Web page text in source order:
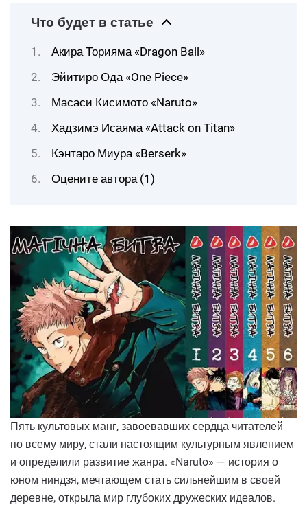
Что будет в статье
Акира Торияма «Dragon Ball»
Эйитиро Ода «One Piece»
Масаси Кисимото «Naruto»
Хадзимэ Исаяма «Attack on Titan»
Кэнтаро Миура «Berserk»
Оцените автора (1)
Пять культовых манг, завоевавших сердца читателей
по всему миру, стали настоящим культурным явлением
и определили развитие жанра. «Naruto» — история о
юном ниндзя, мечтающем стать сильнейшим в своей
деревне, открыла мир глубоких дружеских идеалов.